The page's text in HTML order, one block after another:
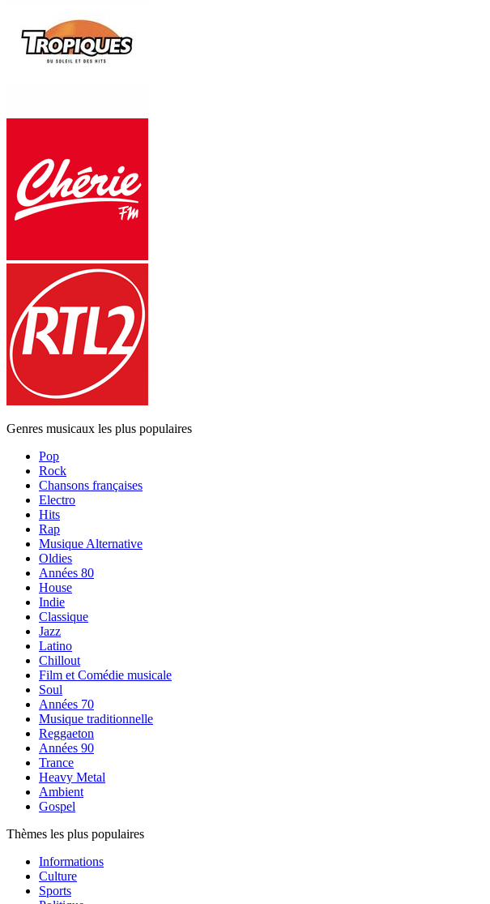
Genres musicaux les plus populaires
Pop
Rock
Chansons françaises
Electro
Hits
Rap
Musique Alternative
Oldies
Années 80
House
Indie
Classique
Jazz
Latino
Chillout
Film et Comédie musicale
Soul
Années 70
Musique traditionnelle
Reggaeton
Années 90
Trance
Heavy Metal
Ambient
Gospel
Thèmes les plus populaires
Informations
Culture
Sports